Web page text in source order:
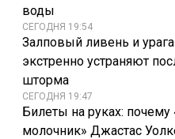
воды
СЕГОДНЯ 19:54
Залповый ливень и
экстренно устраняют
шторма
СЕГОДНЯ 19:47
Билеты на руках:
молочник» Джастас